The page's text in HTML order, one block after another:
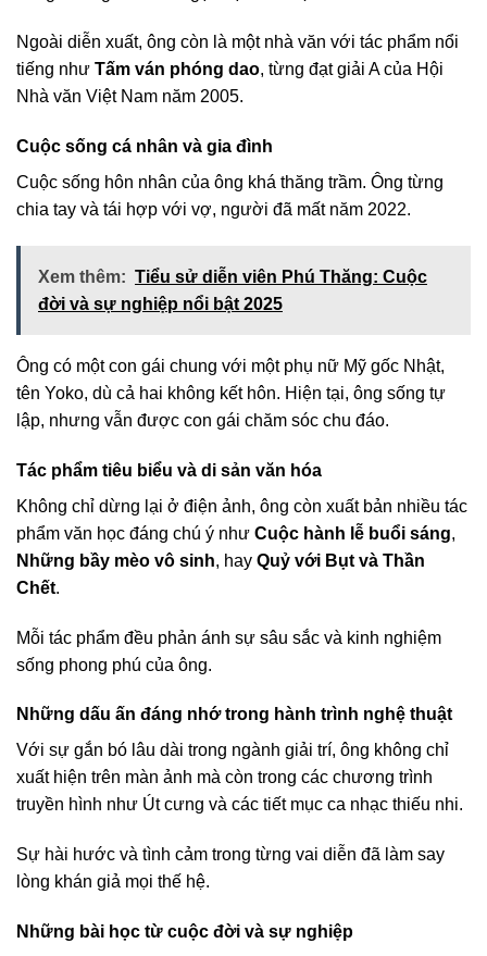
Ngoài diễn xuất, ông còn là một nhà văn với tác phẩm nổi
tiếng như Tấm ván phóng dao, từng đạt giải A của Hội
Nhà văn Việt Nam năm 2005.
Cuộc sống cá nhân và gia đình
Cuộc sống hôn nhân của ông khá thăng trầm. Ông từng
chia tay và tái hợp với vợ, người đã mất năm 2022.
Xem thêm: Tiểu sử diễn viên Phú Thăng: Cuộc
đời và sự nghiệp nổi bật 2025
Ông có một con gái chung với một phụ nữ Mỹ gốc Nhật,
tên Yoko, dù cả hai không kết hôn. Hiện tại, ông sống tự
lập, nhưng vẫn được con gái chăm sóc chu đáo.
Tác phẩm tiêu biểu và di sản văn hóa
Không chỉ dừng lại ở điện ảnh, ông còn xuất bản nhiều tác
phẩm văn học đáng chú ý như Cuộc hành lễ buổi sáng,
Những bầy mèo vô sinh, hay Quỷ với Bụt và Thần
Chết.
Mỗi tác phẩm đều phản ánh sự sâu sắc và kinh nghiệm
sống phong phú của ông.
Những dấu ấn đáng nhớ trong hành trình nghệ thuật
Với sự gắn bó lâu dài trong ngành giải trí, ông không chỉ
xuất hiện trên màn ảnh mà còn trong các chương trình
truyền hình như Út cưng và các tiết mục ca nhạc thiếu nhi.
Sự hài hước và tình cảm trong từng vai diễn đã làm say
lòng khán giả mọi thế hệ.
Những bài học từ cuộc đời và sự nghiệp